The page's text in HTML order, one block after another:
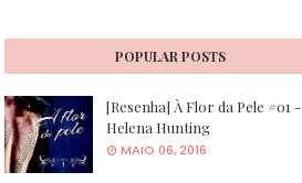
POPULAR POSTS
[Resenha] À Flor da Pele #01 -
Helena Hunting
MAIO 06, 2016